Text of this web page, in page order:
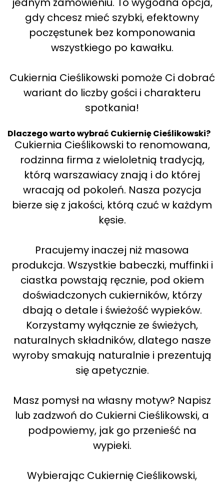
gdy chcesz mieć szybki, efektowny
poczęstunek bez komponowania
wszystkiego po kawałku.
Cukiernia Cieślikowski pomoże Ci dobrać
wariant do liczby gości i charakteru
spotkania!
Dlaczego warto wybrać Cukiernię Cieślikowski?
Cukiernia Cieślikowski to renomowana,
rodzinna firma z wieloletnią tradycją,
którą warszawiacy znają i do której
wracają od pokoleń. Nasza pozycja
bierze się z jakości, którą czuć w każdym
kęsie.
Pracujemy inaczej niż masowa
produkcja. Wszystkie babeczki, muffinki i
ciastka powstają ręcznie, pod okiem
doświadczonych cukierników, którzy
dbają o detale i świeżość wypieków.
Korzystamy wyłącznie ze świeżych,
naturalnych składników, dlatego nasze
wyroby smakują naturalnie i prezentują
się apetycznie.
Masz pomysł na własny motyw? Napisz
lub zadzwoń do Cukierni Cieślikowski, a
podpowiemy, jak go przenieść na
wypieki.
Wybierając Cukiernię Cieślikowski,